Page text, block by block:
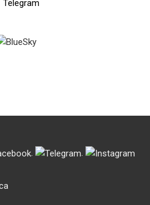
. .